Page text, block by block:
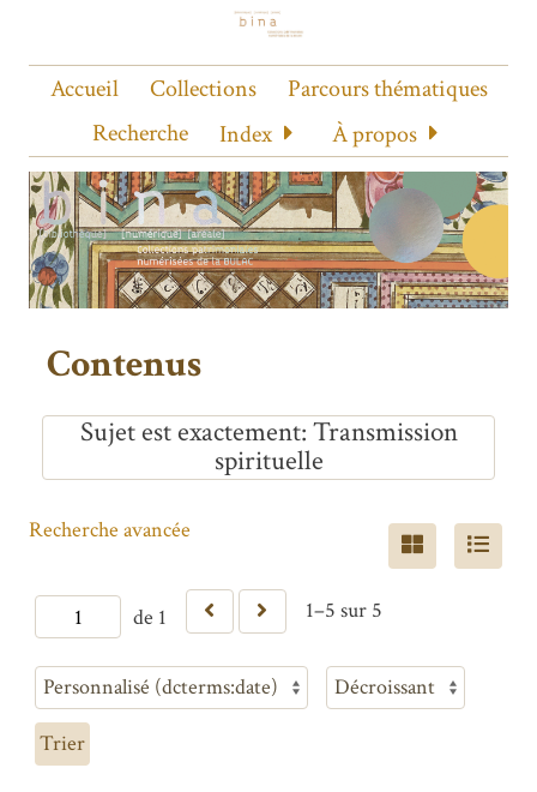
Accueil Collections
Parcours thématiques
Recherche
Index À propos
Contenus
Sujet est exactement Transmission
spirituelle
de 1 1–5 sur 5
Recherche avancée
Trier